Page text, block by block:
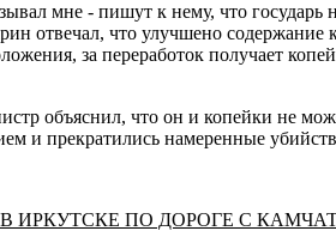
мне - пишут к нему, что
отвечал, что улучшено
за переработок получает
объяснил, что он и копейки не
и прекратились намеренные
ИРКУТСКЕ ПО ДОРОГЕ С